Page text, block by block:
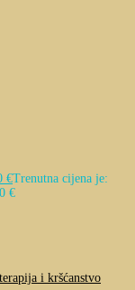
€Trenutna cijena je:
€